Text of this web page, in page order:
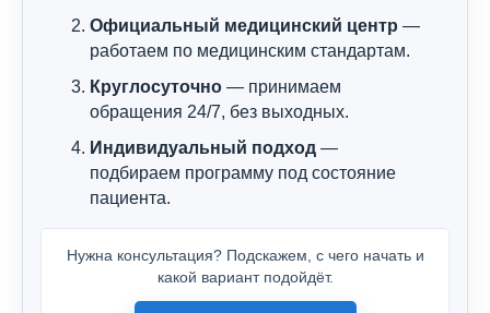
Официальный медицинский центр —
работаем по медицинским стандартам.
Круглосуточно — принимаем
обращения 24/7, без выходных.
Индивидуальный подход —
подбираем программу под состояние
пациента.
Нужна консультация? Подскажем, с чего начать и
какой вариант подойдёт.